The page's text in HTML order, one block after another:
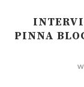
PINNA